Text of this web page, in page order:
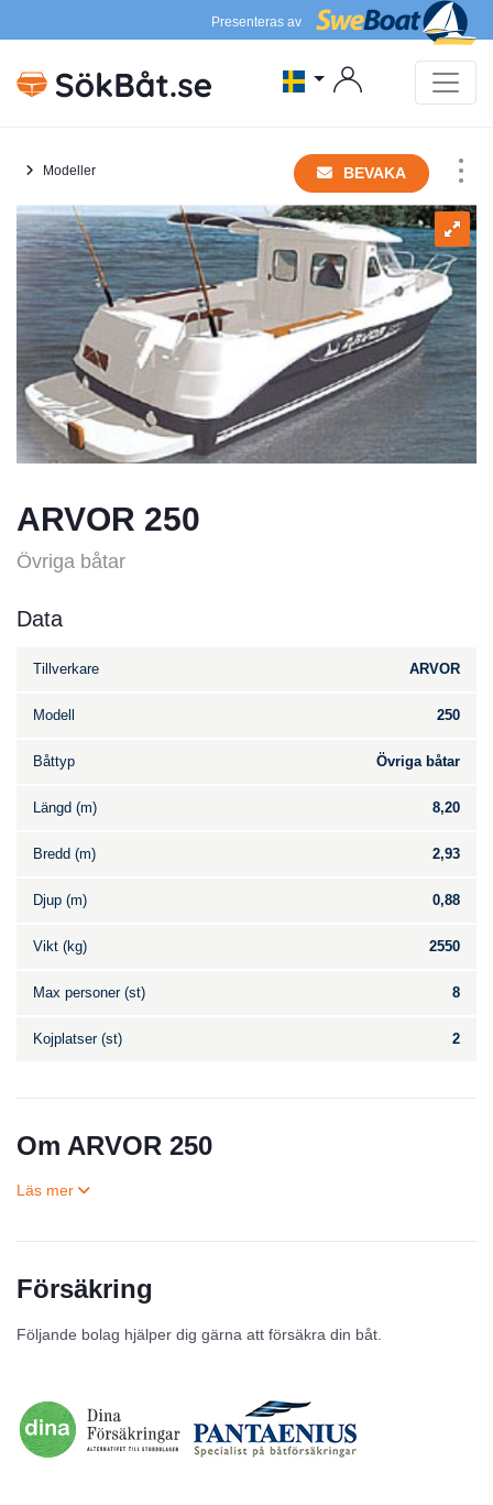
Presenteras av
Modeller BEVAKA
ARVOR 250
Övriga båtar
Data
Tillverkare ARVOR
Modell 250
Båttyp Övriga båtar
Längd (m) 8,20
Bredd (m) 2,93
Djup (m) 0,88
Vikt (kg) 2550
Max personer (st) 8
Kojplatser (st) 2
Om ARVOR 250
Försäkring
Följande bolag hjälper dig gärna att försäkra din båt.